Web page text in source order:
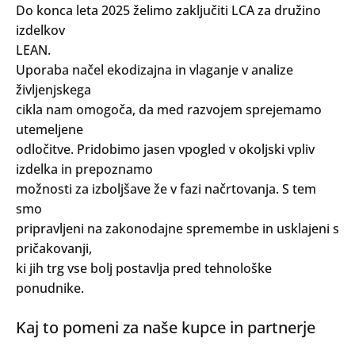
Do konca leta 2025 želimo zaključiti LCA za družino
izdelkov
LEAN.
Uporaba načel ekodizajna in vlaganje v analize
življenjskega
cikla nam omogoča, da med razvojem sprejemamo
utemeljene
odločitve. Pridobimo jasen vpogled v okoljski vpliv
izdelka in prepoznamo
možnosti za izboljšave že v fazi načrtovanja. S tem
smo
pripravljeni na zakonodajne spremembe in usklajeni s
pričakovanji,
ki jih trg vse bolj postavlja pred tehnološke
ponudnike.
Kaj to pomeni za naše kupce in partnerje